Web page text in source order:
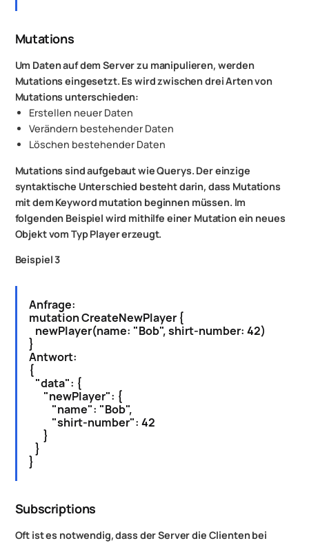
Mutations
Um Daten auf dem Server zu manipulieren, werden
Mutations eingesetzt. Es wird zwischen drei Arten von
Mutations unterschieden:
Erstellen neuer Daten
Verändern bestehender Daten
Löschen bestehender Daten
Mutations sind aufgebaut wie Querys. Der einzige
syntaktische Unterschied besteht darin, dass Mutations
mit dem Keyword mutation beginnen müssen. Im
folgenden Beispiel wird mithilfe einer Mutation ein neues
Objekt vom Typ Player erzeugt.
Beispiel 3
Anfrage:
mutation CreateNewPlayer {
newPlayer(name: "Bob", shirt-number: 42)
}
Antwort:
{
"data": {
"newPlayer": {
"name": "Bob",
"shirt-number": 42
}
}
}
Subscriptions
Oft ist es notwendig, dass der Server die Clienten bei